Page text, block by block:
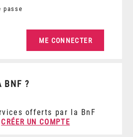
passe
BNF ?
offerts par la BnF
CRÉER UN COMPTE